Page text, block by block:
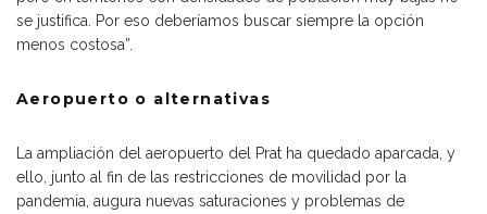
se justifica. Por eso deberíamos buscar siempre la opción
menos costosa”.
Aeropuerto o alternativas
La ampliación del aeropuerto del Prat ha quedado aparcada, y
ello, junto al fin de las restricciones de movilidad por la
pandemia, augura nuevas saturaciones y problemas de